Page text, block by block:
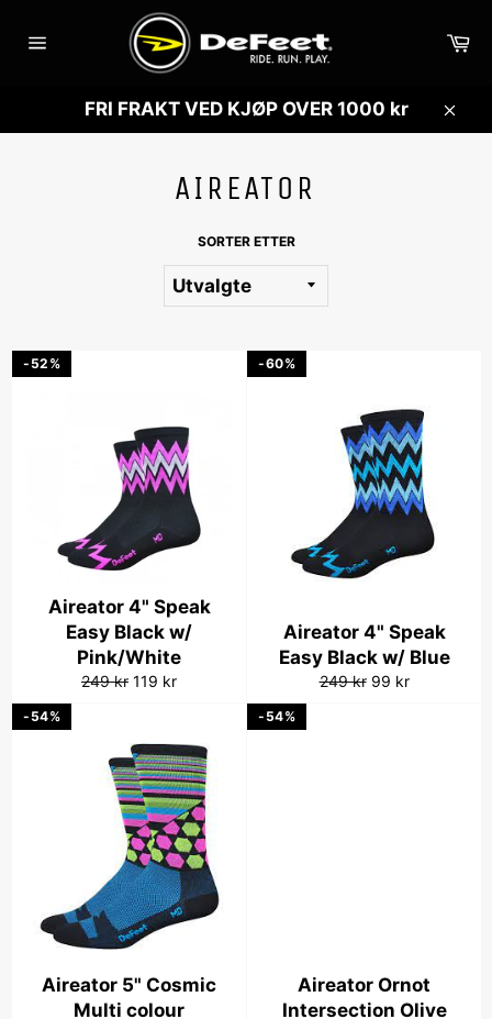
videre
Sidenavigasjon
FRI FRAKT VED KJØP OVER 1000 kr
Lukk
AIREATOR
SORTER ETTER
Aireator 4" Speak
Easy Black w/
Pink/White
Vanlig
249 kr Salgspris
119 kr
-52%
Aireator 4" Speak
Easy Black w/ Blue
Vanlig
249 kr Salgspris
99 kr
-60%
Aireator 5" Cosmic
Multi colour
-54%
Aireator Ornot
Intersection Olive
-54%